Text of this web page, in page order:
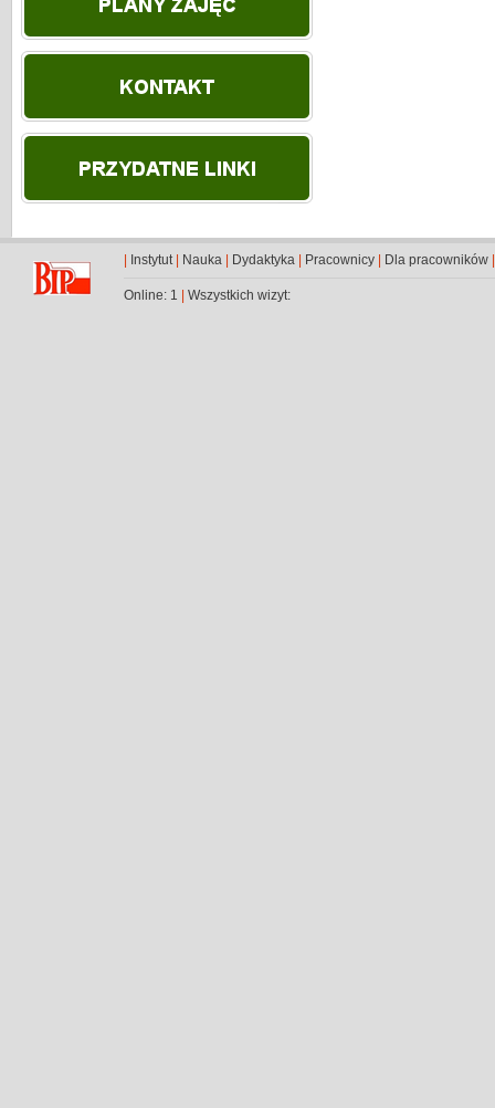
Instytut| Nauka Dydaktyka Pracownicy Dla pracowników
Online: 1 Wszystkich wizyt: